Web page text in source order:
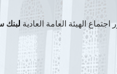
الهيئة العامة العادية لبنك